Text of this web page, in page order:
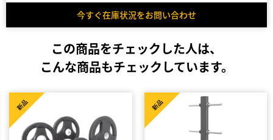
今すぐ在庫状況をお問い合わせ
この商品をチェックした人は、
こんな商品もチェックしています。
新品 新品